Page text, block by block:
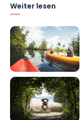
Weiter lesen